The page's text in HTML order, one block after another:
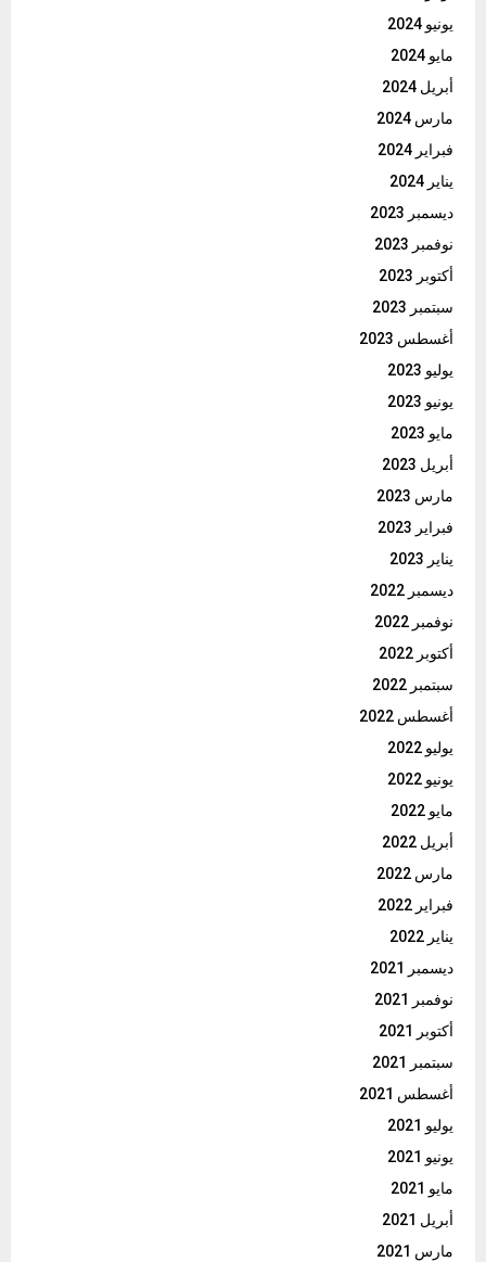
يونيو 2024
مايو 2024
أبريل 2024
مارس 2024
فبراير 2024
يناير 2024
ديسمبر 2023
نوفمبر 2023
أكتوبر 2023
سبتمبر 2023
أغسطس 2023
يوليو 2023
يونيو 2023
مايو 2023
أبريل 2023
مارس 2023
فبراير 2023
يناير 2023
ديسمبر 2022
نوفمبر 2022
أكتوبر 2022
سبتمبر 2022
أغسطس 2022
يوليو 2022
يونيو 2022
مايو 2022
أبريل 2022
مارس 2022
فبراير 2022
يناير 2022
ديسمبر 2021
نوفمبر 2021
أكتوبر 2021
سبتمبر 2021
أغسطس 2021
يوليو 2021
يونيو 2021
مايو 2021
أبريل 2021
مارس 2021